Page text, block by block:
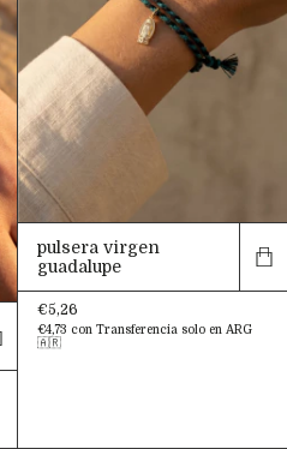
pulsera virgen
guadalupe
€5,26
€4,73 con Transferencia solo en ARG
🇦🇷